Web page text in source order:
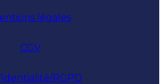
légales
CGV
RGPD